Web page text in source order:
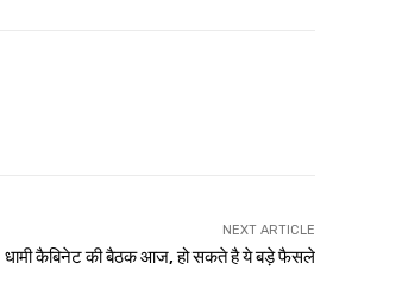
NEXT ARTICLE
धामी कैबिनेट की बैठक आज, हो सकते है ये बड़े फैसले